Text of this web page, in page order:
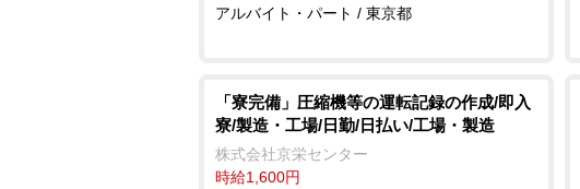
アルバイト・パート / 東京都
「寮完備」圧縮機等の運転記録の作成/即入
寮/製造・工場/日勤/日払い/工場・製造
株式会社京栄センター
時給1,600円